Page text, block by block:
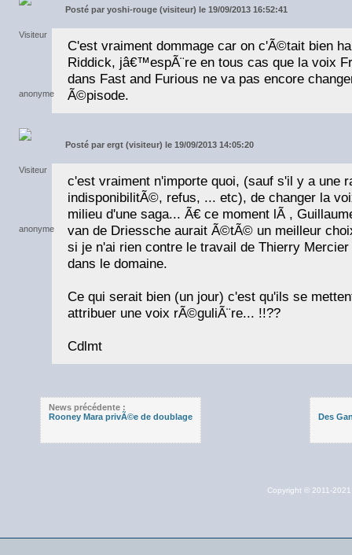
Posté par yoshi-rouge (visiteur) le 19/09/2013 16:52:41
C'est vraiment dommage car on c'Ã©tait bien
Riddick, jâ€™espÃ¨re en tous cas que la voix
dans Fast and Furious ne va pas encore
Ã©pisode.
Posté par ergt (visiteur) le 19/09/2013 14:05:20
c'est vraiment n'importe quoi, (sauf s'il y a une
indisponibilitÃ©, refus, ... etc), de changer la
milieu d'une saga... Ã€ ce moment lÃ ,
van de Driessche aurait Ã©tÃ© un meilleur
si je n'ai rien contre le travail de Thierry
dans le domaine.
Ce qui serait bien (un jour) c'est qu'ils se
attribuer une voix rÃ©guliÃ¨re... !!??
Cdlmt
News précédente :
Rooney Mara privÃ©e de doublage
Des
Copyright © 2011-